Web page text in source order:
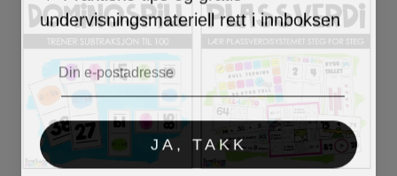
undervisningsmateriell rett i innboksen
Email
JA, TAKK